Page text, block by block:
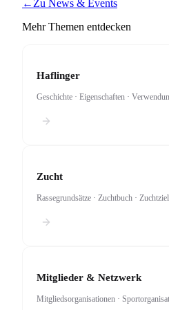
← Zu News & Events
Mehr Themen entdecken
Haflinger
Geschichte · Eigenschaften ·
Zucht
Rassegrundsätze · Zuchtbuch · Zuchtziel
Mitglieder & Netzwerk
Mitgliedsorganisationen ·